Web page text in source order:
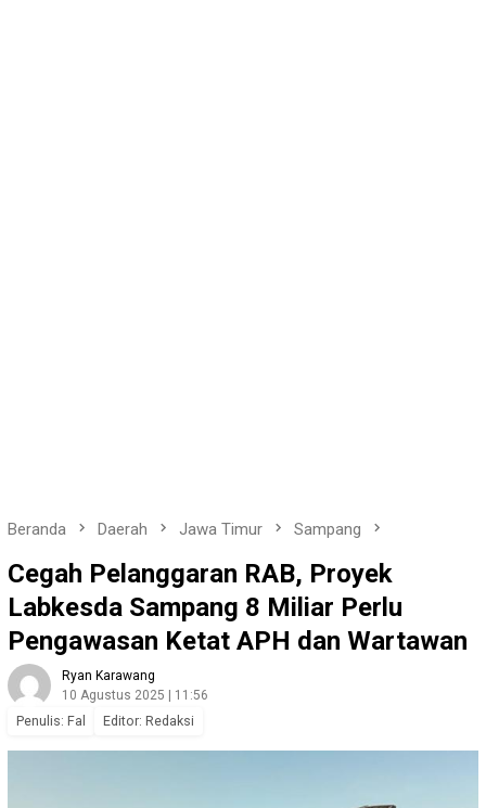
Beranda Daerah Jawa Timur Sampang
Cegah Pelanggaran RAB, Proyek
Labkesda Sampang 8 Miliar Perlu
Pengawasan Ketat APH dan Wartawan
Ryan Karawang
10 Agustus 2025 | 11:56
Penulis: Fal Editor: Redaksi